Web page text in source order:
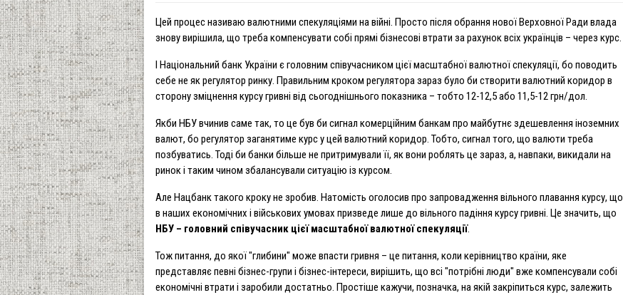
Цей процес називаю валютними спекуляціями на війні. Просто після обрання нової Верховної Ради влада
знову вирішила, що треба компенсувати собі прямі бізнесові втрати за рахунок всіх українців – через курс.
І Національний банк України є головним співучасником цієї масштабної валютної спекуляції, бо поводить
себе не як регулятор ринку. Правильним кроком регулятора зараз було би створити валютний коридор в
сторону зміцнення курсу гривні від сьогоднішнього показника – тобто 12-12,5 або 11,5-12 грн/дол.
Якби НБУ вчинив саме так, то це був би сигнал комерційним банкам про майбутнє здешевлення іноземних
валют, бо регулятор заганятиме курс у цей валютний коридор. Тобто, сигнал того, що валюти треба
позбуватись. Тоді би банки більше не притримували її, як вони роблять це зараз, а, навпаки, викидали на
ринок і таким чином збалансували ситуацію із курсом.
Але Нацбанк такого кроку не зробив. Натомість оголосив про запровадження вільного плавання курсу, що
в наших економічних і військових умовах призведе лише до вільного падіння курсу гривні. Це значить, що
НБУ – головний співучасник цієї масштабної валютної спекуляції.
Тож питання, до якої "глибини" може впасти гривня – це питання, коли керівництво країни, яке
представляє певні бізнес-групи і бізнес-інтереси, вирішить, що всі "потрібні люди" вже компенсували собі
економічні втрати і заробили достатньо. Простіше кажучи, позначка, на якій закріпиться курс, залежить